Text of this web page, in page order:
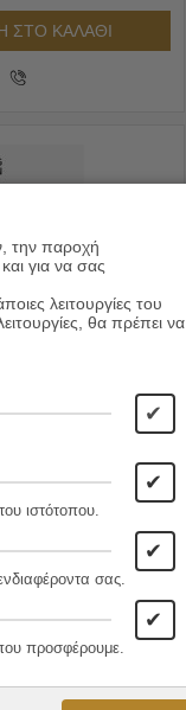
ΣΤΟ ΚΑΛΑΘΙ
18.00 €
την παροχή
για να σας
λειτουργίες του
θα πρέπει να
✔
✔
ιστότοπου.
✔
σας.
✔
προσφέρουμε.